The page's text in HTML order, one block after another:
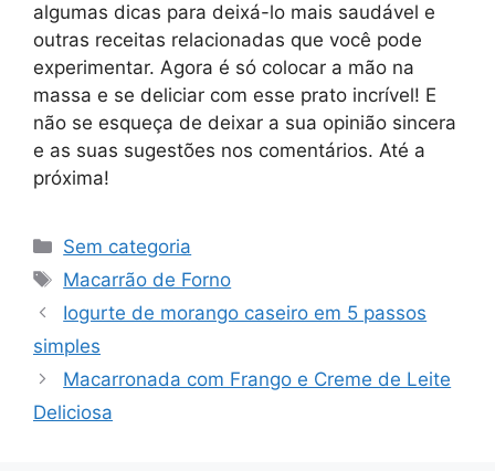
algumas dicas para deixá-lo mais saudável e
outras receitas relacionadas que você pode
experimentar. Agora é só colocar a mão na
massa e se deliciar com esse prato incrível! E
não se esqueça de deixar a sua opinião sincera
e as suas sugestões nos comentários. Até a
próxima!
Categorias
Sem categoria
Tags
Macarrão de Forno
Iogurte de morango caseiro em 5 passos
simples
Macarronada com Frango e Creme de Leite
Deliciosa